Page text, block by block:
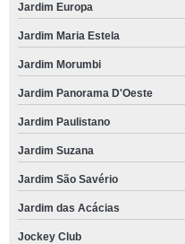
Jardim Europa
Jardim Maria Estela
Jardim Morumbi
Jardim Panorama D'Oeste
Jardim Paulistano
Jardim Suzana
Jardim São Savério
Jardim das Acácias
Jockey Club